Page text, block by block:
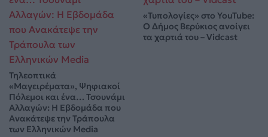
Τηλεοπτικά
«Μαγειρέματα», Ψηφιακοί
Πόλεμοι και ένα… Τσουνάμι
Αλλαγών: Η Εβδομάδα που
Ανακάτεψε την Τράπουλα
των Ελληνικών Media
«Τυπολογίες» στο YouTube:
Ο Δήμος Βερύκιος ανοίγει
τα χαρτιά του – Vidcast